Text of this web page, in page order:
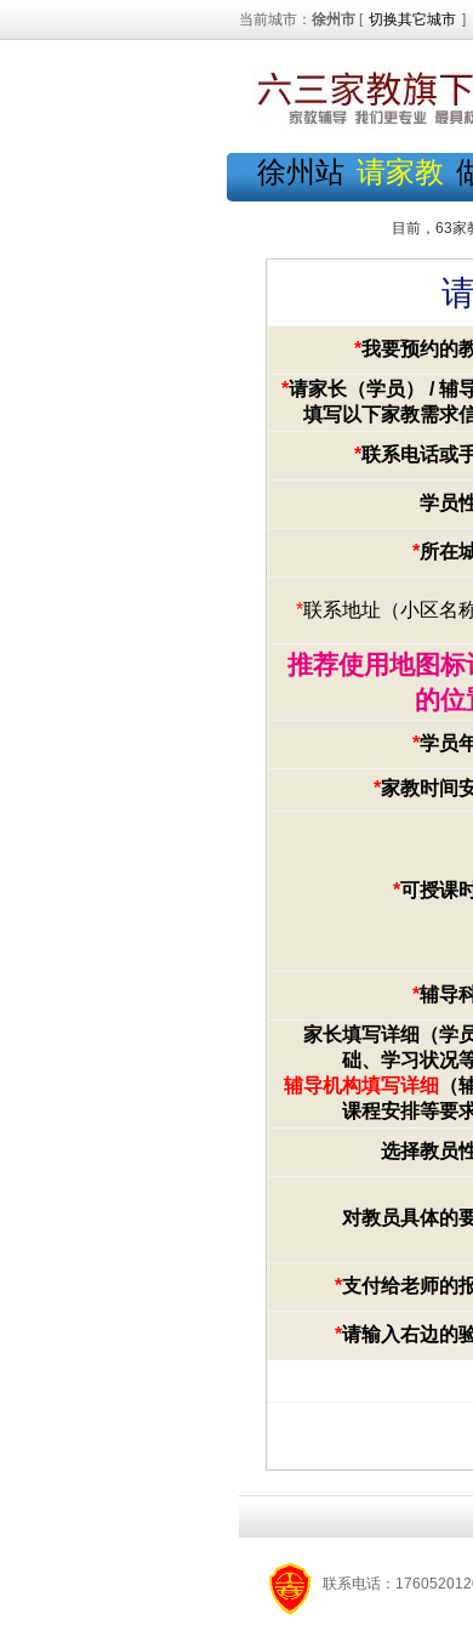
当前城市： 徐州市 [ 切换其它城市 ]
徐州站 请家教
目前，63家
*我要预约的
*请家长（学员） / 辅
填写以下家教需求
*联系电话或
学员
*所在
*联系地址（小区名
推荐使用地图标
的位
*学员
*家教时间
*可授课
*辅导
家长填写详细（学
础、学习状况
辅导机构填写详细 （
课程安排等要
选择教员
对教员具体的
*支付给老师的
*请输入右边的
联系电话：